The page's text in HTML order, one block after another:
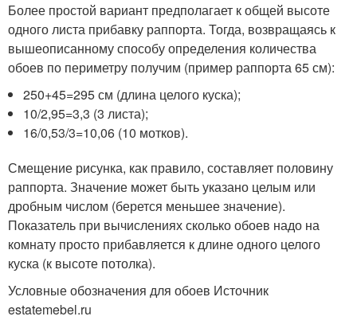
Более простой вариант предполагает к общей высоте
одного листа прибавку раппорта. Тогда, возвращаясь к
вышеописанному способу определения количества
обоев по периметру получим (пример раппорта 65 см):
250+45=295 см (длина целого куска);
10/2,95=3,3 (3 листа);
16/0,53/3=10,06 (10 мотков).
Смещение рисунка, как правило, составляет половину
раппорта. Значение может быть указано целым или
дробным числом (берется меньшее значение).
Показатель при вычислениях сколько обоев надо на
комнату просто прибавляется к длине одного целого
куска (к высоте потолка).
Условные обозначения для обоев Источник
estatemebel.ru